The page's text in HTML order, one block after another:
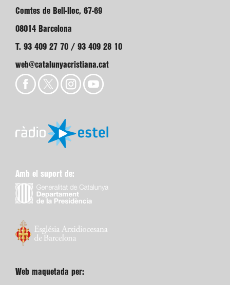
Comtes de Bell-lloc, 67-69
08014 Barcelona
T. 93 409 27 70 / 93 409 28 10
web@catalunyacristiana.cat
Amb el suport de:
Web maquetada per: